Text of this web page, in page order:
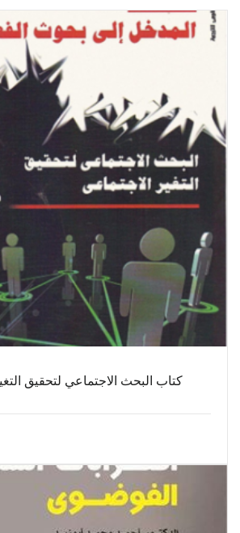
كتاب البحث الاجتماعي لتحقيق